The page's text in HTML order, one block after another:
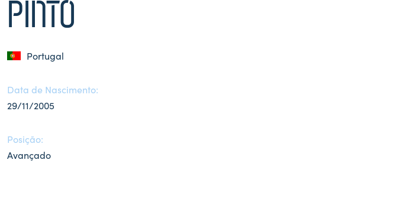
PINTO
Portugal
Data de Nascimento:
29/11/2005
Posição:
Avançado